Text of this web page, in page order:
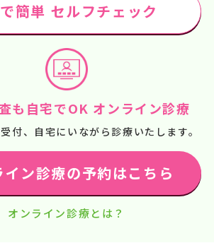
簡単 セルフチェック
も自宅でOK オンライン診療
付、自宅にいながら診療いたします。
イン診療の予約はこちら
オンライン診療とは？